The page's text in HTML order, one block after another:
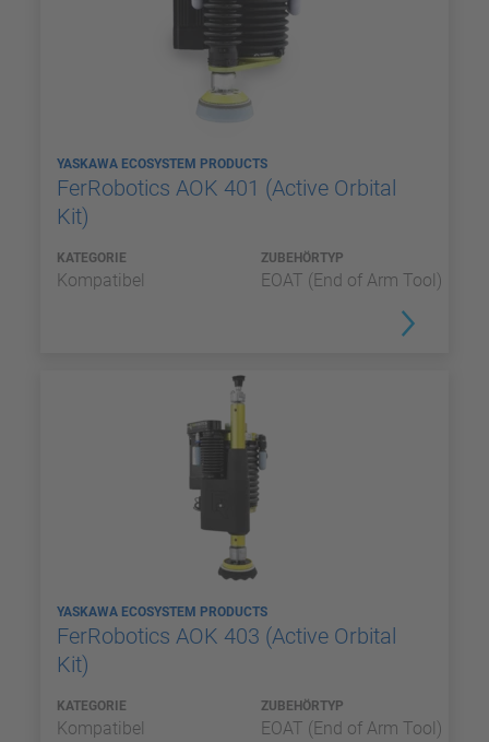
YASKAWA ECOSYSTEM PRODUCTS
FerRobotics AOK 401 (Active Orbital
Kit)
KATEGORIE
Kompatibel
ZUBEHÖRTYP
EOAT (End of Arm Tool)
YASKAWA ECOSYSTEM PRODUCTS
FerRobotics AOK 403 (Active Orbital
Kit)
KATEGORIE
Kompatibel
ZUBEHÖRTYP
EOAT (End of Arm Tool)